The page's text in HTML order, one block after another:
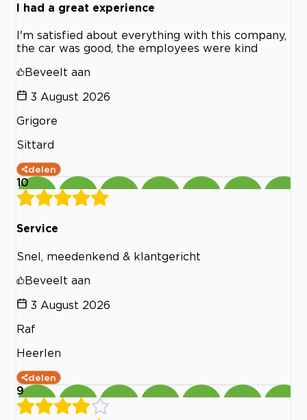
I had a great experience
I'm satisfied about everything with this company,
the car was good, the employees were kind
Beveelt aan
3 August 2026
Grigore
Sittard
delen
10
Service
Snel, meedenkend & klantgericht
Beveelt aan
3 August 2026
Raf
Heerlen
delen
9